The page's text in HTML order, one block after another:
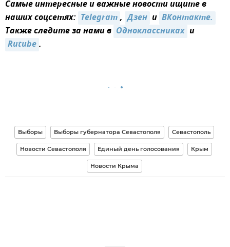
Самые интересные и важные новости ищите в
наших соцсетях: Telegram, Дзен и ВКонтакте.
Также следите за нами в Одноклассниках и
Rutube.
Выборы Выборы губернатора Севастополя Севастополь
Новости Севастополя Единый день голосования Крым
Новости Крыма